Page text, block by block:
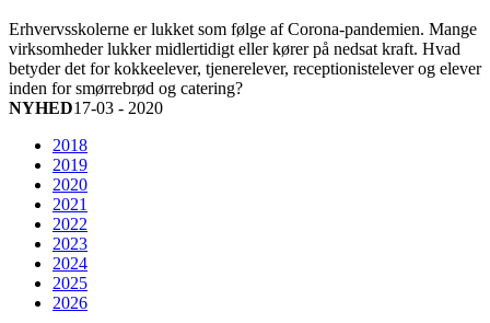
Erhvervsskolerne er lukket som følge af Corona-pandemien. Mange
virksomheder lukker midlertidigt eller kører på nedsat kraft. Hvad
betyder det for kokkeelever, tjenerelever, receptionistelever og elever
inden for smørrebrød og catering?
NYHED17-03 - 2020
2018
2019
2020
2021
2022
2023
2024
2025
2026